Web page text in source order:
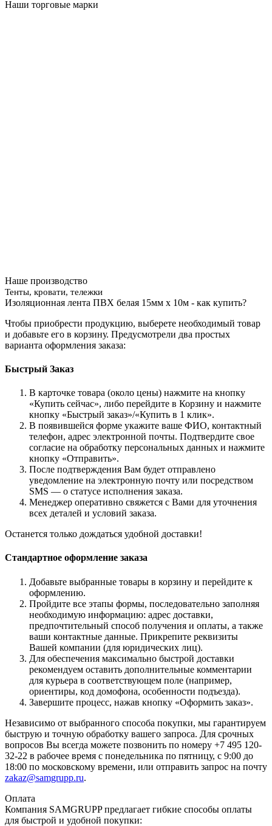
Наши торговые марки
Наше производство
Тенты, кровати, тележки
Изоляционная лента ПВХ белая 15мм х 10м - как купить?
Чтобы приобрести продукцию, выберете необходимый товар
и добавьте его в корзину. Предусмотрели два простых
варианта оформления заказа:
Быстрый Заказ
В карточке товара (около цены) нажмите на кнопку
«Купить сейчас», либо перейдите в Корзину и нажмите
кнопку «Быстрый заказ»/«Купить в 1 клик».
В появившейся форме укажите ваше ФИО, контактный
телефон, адрес электронной почты. Подтвердите свое
согласие на обработку персональных данных и нажмите
кнопку «Отправить».
После подтверждения Вам будет отправлено
уведомление на электронную почту или посредством
SMS — о статусе исполнения заказа.
Менеджер оперативно свяжется с Вами для уточнения
всех деталей и условий заказа.
Останется только дождаться удобной доставки!
Стандартное оформление заказа
Добавьте выбранные товары в корзину и перейдите к
оформлению.
Пройдите все этапы формы, последовательно заполняя
необходимую информацию: адрес доставки,
предпочтительный способ получения и оплаты, а также
ваши контактные данные. Прикрепите реквизиты
Вашей компании (для юридических лиц).
Для обеспечения максимально быстрой доставки
рекомендуем оставить дополнительные комментарии
для курьера в соответствующем поле (например,
ориентиры, код домофона, особенности подъезда).
Завершите процесс, нажав кнопку «Оформить заказ».
Независимо от выбранного способа покупки, мы гарантируем
быструю и точную обработку вашего запроса. Для срочных
вопросов Вы всегда можете позвонить по номеру +7 495 120-
32-22 в рабочее время с понедельника по пятницу, с 9:00 до
18:00 по московскому времени, или отправить запрос на почту
zakaz@samgrupp.ru.
Оплата
Компания SAMGRUPP предлагает гибкие способы оплаты
для быстрой и удобной покупки: